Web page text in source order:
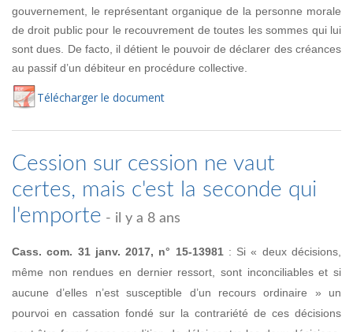
gouvernement, le représentant organique de la personne morale
de droit public pour le recouvrement de toutes les sommes qui lui
sont dues. De facto, il détient le pouvoir de déclarer des créances
au passif d’un débiteur en procédure collective.
Télécharger le document
Cession sur cession ne vaut
certes, mais c'est la seconde qui
l'emporte - il y a 8 ans
Cass. com. 31 janv. 2017, n° 15-13981: Si « deux décisions,
même non rendues en dernier ressort, sont inconciliables et si
aucune d’elles n’est susceptible d’un recours ordinaire » un
pourvoi en cassation fondé sur la contrariété de ces décisions